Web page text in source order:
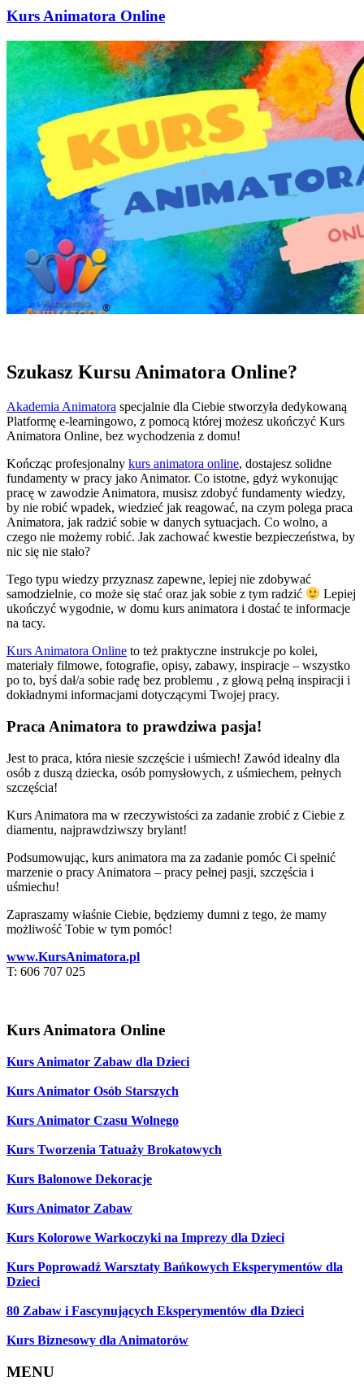
Kurs Animatora Online
Szukasz Kursu Animatora Online?
Akademia Animatora specjalnie dla Ciebie stworzyła dedykowaną
Platformę e-learningowo, z pomocą której możesz ukończyć Kurs
Animatora Online, bez wychodzenia z domu!
Kończąc profesjonalny kurs animatora online, dostajesz solidne
fundamenty w pracy jako Animator. Co istotne, gdyż wykonując
pracę w zawodzie Animatora, musisz zdobyć fundamenty wiedzy,
by nie robić wpadek, wiedzieć jak reagować, na czym polega praca
Animatora, jak radzić sobie w danych sytuacjach. Co wolno, a
czego nie możemy robić. Jak zachować kwestie bezpieczeństwa, by
nic się nie stało?
Tego typu wiedzy przyznasz zapewne, lepiej nie zdobywać
samodzielnie, co może się stać oraz jak sobie z tym radzić
Lepiej
ukończyć wygodnie, w domu kurs animatora i dostać te informacje
na tacy.
Kurs Animatora Online to też praktyczne instrukcje po kolei,
materiały filmowe, fotografie, opisy, zabawy, inspiracje – wszystko
po to, byś dał/a sobie radę bez problemu , z głową pełną inspiracji i
dokładnymi informacjami dotyczącymi Twojej pracy.
Praca Animatora to prawdziwa pasja!
Jest to praca, która niesie szczęście i uśmiech! Zawód idealny dla
osób z duszą dziecka, osób pomysłowych, z uśmiechem, pełnych
szczęścia!
Kurs Animatora ma w rzeczywistości za zadanie zrobić z Ciebie z
diamentu, najprawdziwszy brylant!
Podsumowując, kurs animatora ma za zadanie pomóc Ci spełnić
marzenie o pracy Animatora – pracy pełnej pasji, szczęścia i
uśmiechu!
Zapraszamy właśnie Ciebie, będziemy dumni z tego, że mamy
możliwość Tobie w tym pomóc!
www.KursAnimatora.pl
T: 606 707 025
Kurs Animatora Online
Kurs Animator Zabaw dla Dzieci
Kurs Animator Osób Starszych
Kurs Animator Czasu Wolnego
Kurs Tworzenia Tatuaży Brokatowych
Kurs Balonowe Dekoracje
Kurs Animator Zabaw
Kurs Kolorowe Warkoczyki na Imprezy dla Dzieci
Kurs Poprowadź Warsztaty Bańkowych Eksperymentów dla
Dzieci
80 Zabaw i Fascynujących Eksperymentów dla Dzieci
Kurs Biznesowy dla Animatorów
MENU